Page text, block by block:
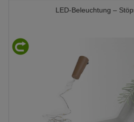
LED-Beleuchtung –